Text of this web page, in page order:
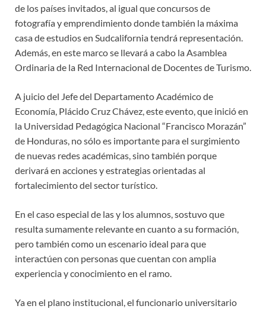
de los países invitados, al igual que concursos de
fotografía y emprendimiento donde también la máxima
casa de estudios en Sudcalifornia tendrá representación.
Además, en este marco se llevará a cabo la Asamblea
Ordinaria de la Red Internacional de Docentes de Turismo.
A juicio del Jefe del Departamento Académico de
Economía, Plácido Cruz Chávez, este evento, que inició en
la Universidad Pedagógica Nacional “Francisco Morazán”
de Honduras, no sólo es importante para el surgimiento
de nuevas redes académicas, sino también porque
derivará en acciones y estrategias orientadas al
fortalecimiento del sector turístico.
En el caso especial de las y los alumnos, sostuvo que
resulta sumamente relevante en cuanto a su formación,
pero también como un escenario ideal para que
interactúen con personas que cuentan con amplia
experiencia y conocimiento en el ramo.
Ya en el plano institucional, el funcionario universitario